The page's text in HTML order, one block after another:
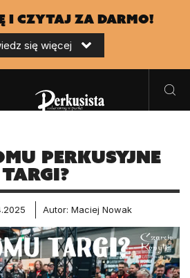
i czytaj za darmo!
się więcej
perkusyjne
targi?
Autor: Maciej Nowak